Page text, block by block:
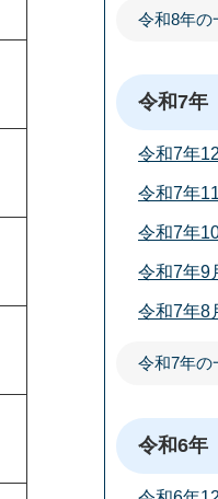
令和8年の
令和7年
令和7年
令和7年
令和7年
令和7年9
令和7年8
令和7年の
令和6年